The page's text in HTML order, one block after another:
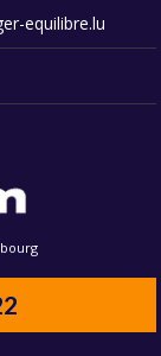
equilibre.lu